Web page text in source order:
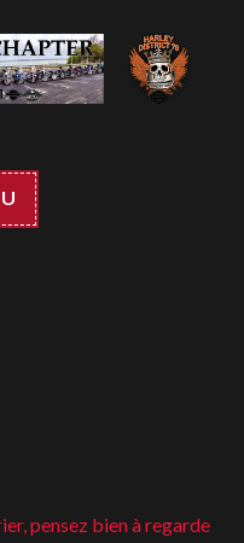
pensez bien à regarder ;-)